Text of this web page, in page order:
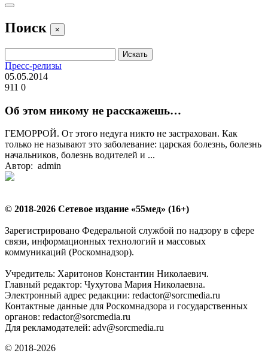
Поиск ×
Пресс-релизы
05.05.2014
911 0
Об этом никому не расскажешь…
ГЕМОРРОЙ. От этого недуга никто не застрахован. Как
только не называют это заболевание: царская болезнь, болезнь
начальников, болезнь водителей и ...
Автор: admin
© 2018-2026 Сетевое издание «55мед» (16+)
Зарегистрировано Федеральной службой по надзору в сфере
связи, информационных технологий и массовых
коммуникаций (Роскомнадзор).
Учредитель: Харитонов Константин Николаевич.
Главный редактор: Чухутова Мария Николаевна.
Электронный адрес редакции: redactor@sorcmedia.ru
Контактные данные для Роскомнадзора и государственных
органов: redactor@sorcmedia.ru
Для рекламодателей: adv@sorcmedia.ru
© 2018-2026